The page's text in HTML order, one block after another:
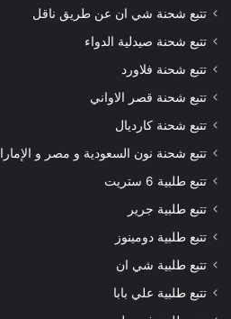
تتبع شحنة شي ان عن طريق ناقل
تتبع شحنة صيدلية الدواء
تتبع شحنة فلاورد
تتبع شحنة قصر الاواني
تتبع شحنة كارديال
تتبع شحنة نون السعودية و مصر و
تتبع طلبية 6 ستريت
تتبع طلبية جرير
تتبع طلبية دومينوز
تتبع طلبية شي ان
تتبع طلبية علي بابا